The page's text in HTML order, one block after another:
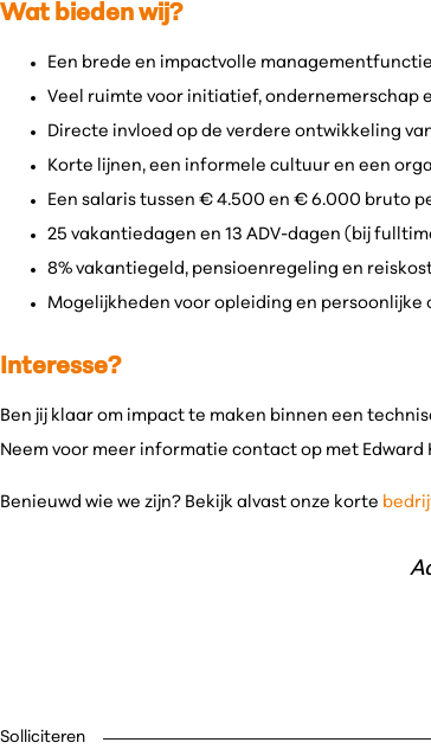
Wat bieden wij?
Een brede en impactvolle
Veel ruimte voor initiatief, ondernemerschap
Directe invloed op de verdere ontwikkeling
Korte lijnen, een informele cultuur en een
Een salaris tussen € 4.500 en € 6.000 bruto
25 vakantiedagen en 13 ADV-dagen (bij
8% vakantiegeld, pensioenregeling en
Mogelijkheden voor opleiding en persoonlijke
Interesse?
Ben jij klaar om impact te maken binnen een
Neem voor meer informatie contact op met Edward
Benieuwd wie we zijn? Bekijk alvast onze korte
Solliciteren